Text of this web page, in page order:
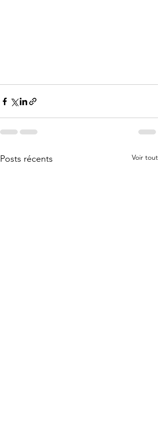
Posts récents Voir tout